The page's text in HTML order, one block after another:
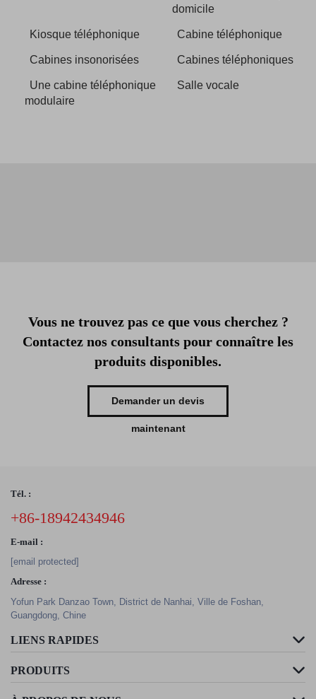
domicile
Kiosque téléphonique Cabine téléphonique
Cabines insonorisées Cabines téléphoniques
Une cabine téléphonique
modulaire
Salle vocale
Vous ne trouvez pas ce que vous cherchez ?
Contactez nos consultants pour connaître les
produits disponibles.
Demander un devis
maintenant
Tél. :
+86-18942434946
E-mail :
[email protected]
Adresse :
Yofun Park Danzao Town, District de Nanhai, Ville de Foshan,
Guangdong, Chine
LIENS RAPIDES
PRODUITS